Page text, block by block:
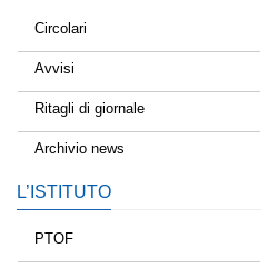
Circolari
Avvisi
Ritagli di giornale
Archivio news
L’ISTITUTO
PTOF